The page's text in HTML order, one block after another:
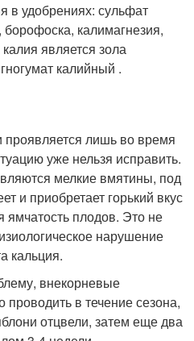
в удобрениях: сульфат
калимагнезия,
является зола
калийный .
лишь во время
уже нельзя исправить.
мелкие вмятины, под
и приобретает горький вкус
ямчатость плодов. Это не
нарушение
кальция.
внекорневые
в течение сезона,
отцвели, затем еще два